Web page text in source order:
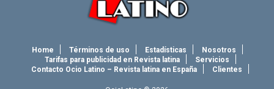
Home Términos de uso Estadísticas
Nosotros
Tarifas para publicidad en Revista latina
Servicios
Contacto Ocio Latino – Revista latina en España
Clientes